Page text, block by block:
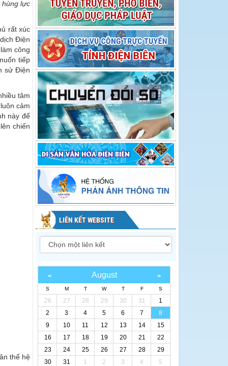
hùng lực
rất xúc
Điện
công
tiếp
sử Điện
tâm
cảm
này để
chiến
thế hệ
Hoa Ban năm 2026
hội Hoa Ban năm
2026
LIÊN KẾT WEBSITE
August
S M T W T F S
26 27 28 29 30 31
1
2
3 4 5 6 7
8
9
10 11 12 13 14
15
16
17 18 19 20 21
22
23
24 25 26 27 28
29
30
31 1 2 3 4 5